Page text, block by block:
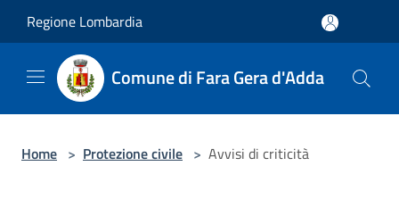
Regione Lombardia
Comune di Fara Gera d'Adda
Home > Protezione civile > Avvisi di criticità